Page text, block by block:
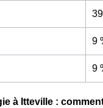
9
9
à Itteville :